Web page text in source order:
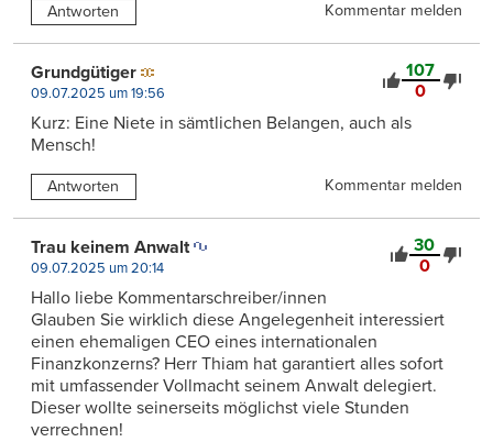
Antworten Kommentar melden
107
0
Grundgütiger
09.07.2025 um 19:56
Kurz: Eine Niete in sämtlichen Belangen, auch als
Mensch!
Antworten Kommentar melden
30
0
Trau keinem Anwalt
09.07.2025 um 20:14
Hallo liebe Kommentarschreiber/innen
Glauben Sie wirklich diese Angelegenheit interessiert
einen ehemaligen CEO eines internationalen
Finanzkonzerns? Herr Thiam hat garantiert alles sofort
mit umfassender Vollmacht seinem Anwalt delegiert.
Dieser wollte seinerseits möglichst viele Stunden
verrechnen!